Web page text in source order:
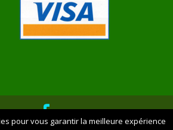
pour vous garantir la meilleure expérience